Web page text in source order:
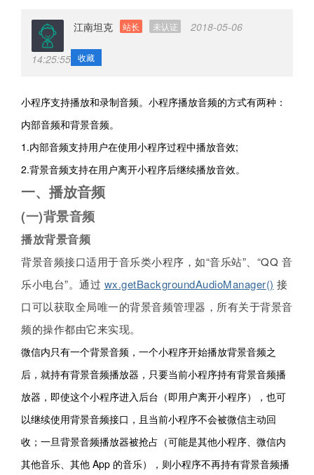
江南坦克 站长 未认证 2018-05-06
14:25:55 收藏
小程序支持播放和录制音频。小程序播放音频的方式有两种：
内部音频和背景音频。
1.内部音频支持用户在使用小程序过程中播放音效;
2.背景音频支持在用户离开小程序后继续播放音效。
一、播放音频
(一)背景音频
播放背景音频
背景音频接口适用于音乐类小程序，如“音乐站”、“QQ 音
乐小电台”。通过 wx.getBackgroundAudioManager() 接
口可以获取全局唯一的背景音频管理器，所有关于背景音
频的操作都由它来实现。
微信内只有一个背景音频，一个小程序开始播放背景音频之
后，就持有背景音频播放器，只要当前小程序持有背景音频播
放器，即使这个小程序进入后台（即用户离开小程序），也可
以继续使用背景音频接口，且当前小程序不会被微信主动回
收；一旦背景音频播放器被抢占（可能是其他小程序、微信内
其他音乐、其他 App 的音乐），则小程序不再持有背景音频播